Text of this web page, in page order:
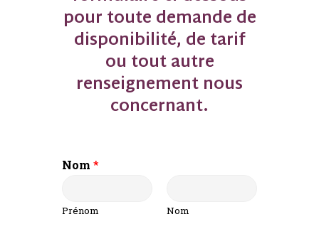
pour toute demande de
disponibilité, de tarif
ou tout autre
renseignement nous
concernant.
Nom *
Prénom Nom